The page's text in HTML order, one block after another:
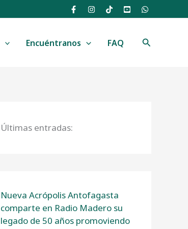
Encuéntranos FAQ Buscar
Últimas entradas:
Nueva Acrópolis Antofagasta
comparte en Radio Madero su
legado de 50 años promoviendo